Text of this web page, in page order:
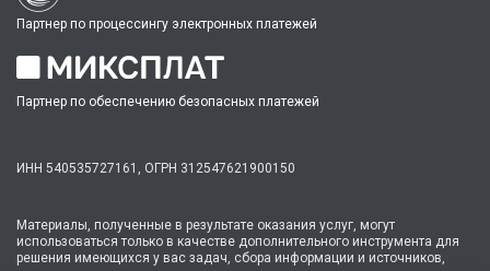
Партнер по процессингу электронных платежей
Партнер по обеспечению безопасных платежей
ИНН 540535727161, ОГРН 312547621900150
Материалы, полученные в результате оказания услуг, могут
использоваться только в качестве дополнительного инструмента для
решения имеющихся у вас задач, сбора информации и источников,